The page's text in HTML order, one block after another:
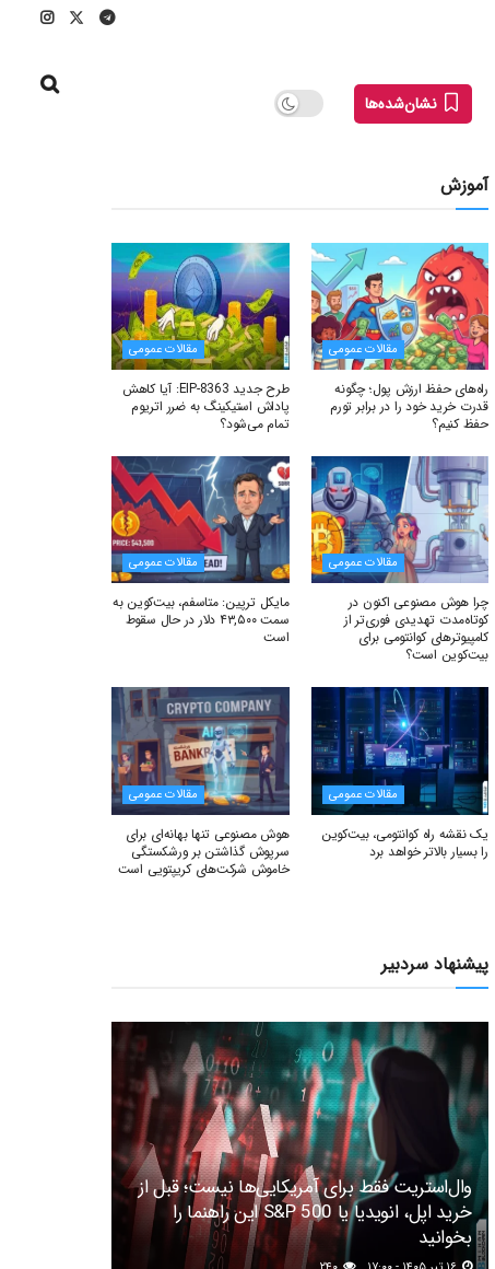
نشان‌شده‌ها
آموزش
مقالات عمومی
راه‌های حفظ ارزش پول؛ چگونه
قدرت خرید خود را در برابر تورم
حفظ کنیم؟
مقالات عمومی
طرح جدید EIP-8363: آیا کاهش
پاداش استیکینگ به ضرر اتریوم
تمام می‌شود؟
مقالات عمومی
چرا هوش مصنوعی اکنون در
کوتاه‌مدت تهدیدی فوری‌تر از
کامپیوترهای کوانتومی برای
بیت‌کوین است؟
مقالات عمومی
مایکل ترپین: متاسفم، بیت‌کوین به
سمت ۴۳,۵۰۰ دلار در حال سقوط
است
مقالات عمومی
یک نقشه راه کوانتومی، بیت‌کوین
را بسیار بالاتر خواهد برد
مقالات عمومی
هوش مصنوعی تنها بهانه‌ای برای
سرپوش گذاشتن بر ورشکستگی
خاموش شرکت‌های کریپتویی است
پیشنهاد سردبیر
وال‌استریت فقط برای آمریکایی‌ها نیست؛ قبل از
خرید اپل، انویدیا یا S&P 500 این راهنما را
بخوانید